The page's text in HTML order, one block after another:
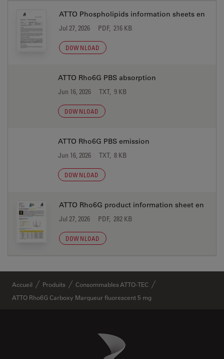
ATTO Phospholipids information sheets en
Jul 27, 2026 PDF, 216 KB
DOWNLOAD
ATTO Rho6G PBS absorption
Jun 16, 2026 TXT, 9 KB
DOWNLOAD
ATTO Rho6G PBS emission
Jun 16, 2026 TXT, 8 KB
DOWNLOAD
ATTO Rho6G product information sheet en
Jul 27, 2026 PDF, 282 KB
DOWNLOAD
Accueil Produits
Consommables ATTO-TEC
ATTO Rho6G Carboxy Marqueur fluorescent 5 mg
Danaher Logo